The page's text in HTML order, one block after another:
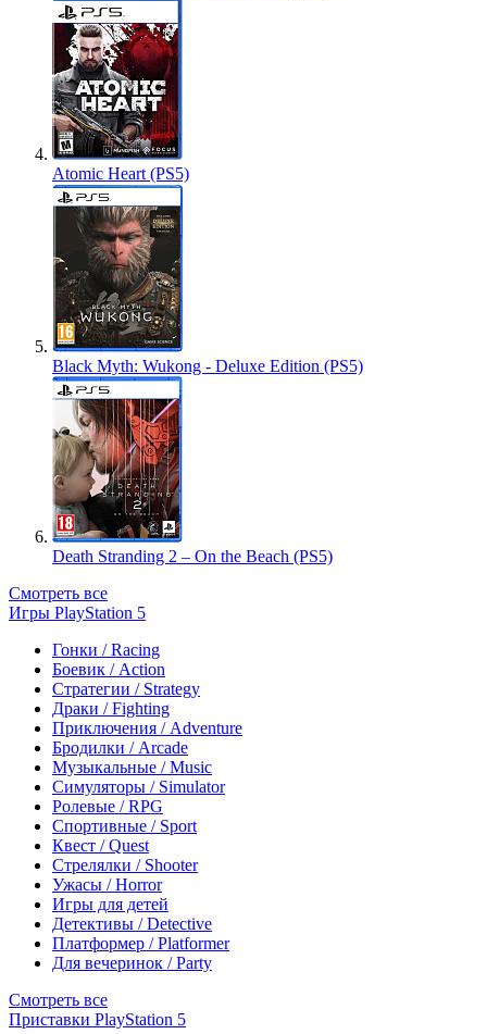
Atomic Heart (PS5)
Black Myth: Wukong - Deluxe Edition (PS5)
Death Stranding 2 – On the Beach (PS5)
Смотреть все
Игры PlayStation 5
Гонки / Racing
Боевик / Action
Стратегии / Strategy
Драки / Fighting
Приключения / Adventure
Бродилки / Arcade
Музыкальные / Music
Симуляторы / Simulator
Ролевые / RPG
Спортивные / Sport
Квест / Quest
Стрелялки / Shooter
Ужасы / Horror
Игры для детей
Детективы / Detective
Платформер / Platformer
Для вечеринок / Party
Смотреть все
Приставки PlayStation 5